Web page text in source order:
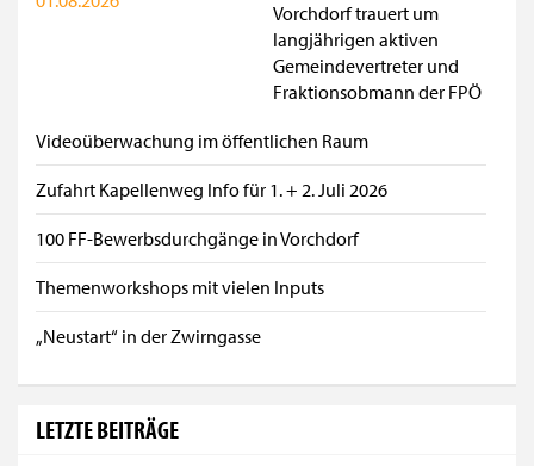
Vorchdorf trauert um
langjährigen aktiven
Gemeindevertreter und
Fraktionsobmann der FPÖ
Videoüberwachung im öffentlichen Raum
Zufahrt Kapellenweg Info für 1. + 2. Juli 2026
100 FF-Bewerbsdurchgänge in Vorchdorf
Themenworkshops mit vielen Inputs
„Neustart“ in der Zwirngasse
LETZTE BEITRÄGE